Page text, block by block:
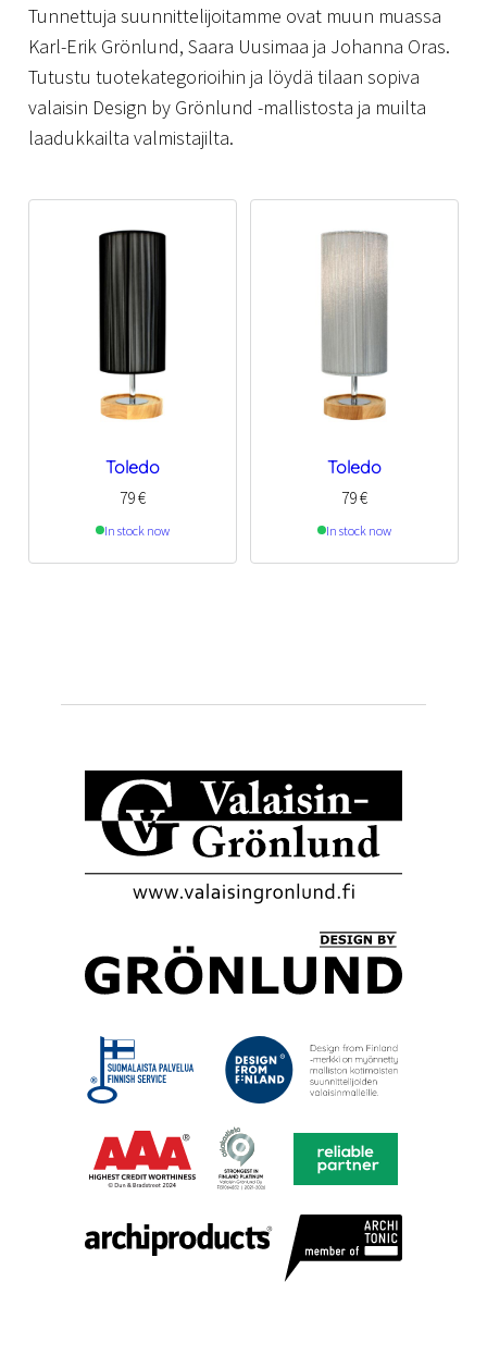
Tunnettuja suunnittelijoitamme ovat muun muassa
Karl-Erik Grönlund, Saara Uusimaa ja Johanna Oras.
Tutustu tuotekategorioihin ja löydä tilaan sopiva
valaisin Design by Grönlund -mallistosta ja muilta
laadukkailta valmistajilta.
Toledo
79€
In stock now
Toledo
79€
In stock now